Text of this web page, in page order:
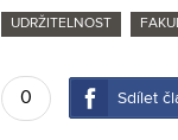
UDRŽITELNOST
0 Sdílet